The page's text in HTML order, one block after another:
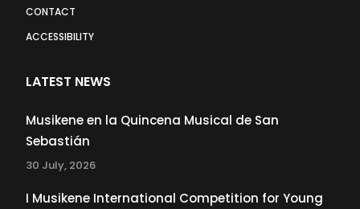
CONTACT
ACCESSIBILITY
LATEST NEWS
Musikene en la Quincena Musical de San
Sebastián
30 July, 2026
I Musikene International Competition for Young